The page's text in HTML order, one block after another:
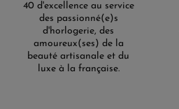
40 d'excellence au service
des passionné(e)s
d'horlogerie, des
amoureux(ses) de la
beauté artisanale et du
luxe à la française.